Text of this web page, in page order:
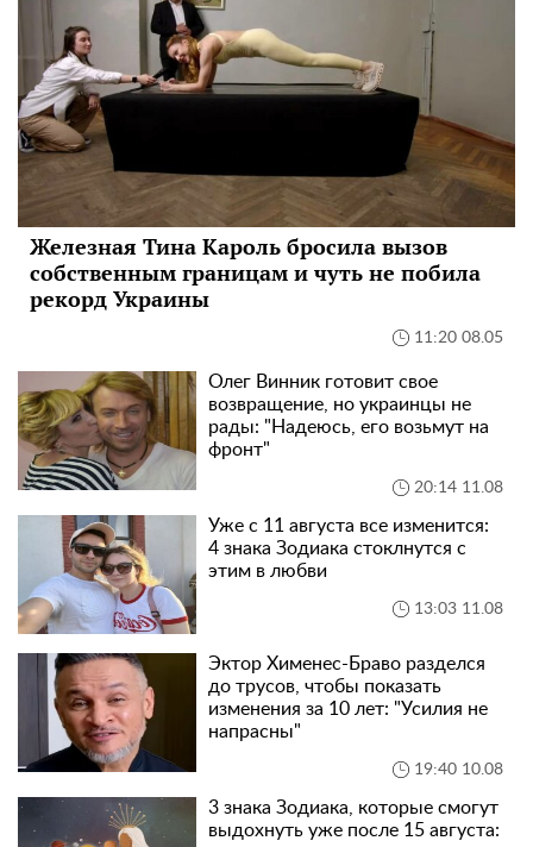
Железная Тина Кароль бросила вызов
собственным границам и чуть не побила
рекорд Украины
11:20 08.05
Олег Винник готовит свое
возвращение, но украинцы не
рады: "Надеюсь, его возьмут на
фронт"
20:14 11.08
Уже с 11 августа все изменится:
4 знака Зодиака стоклнутся с
этим в любви
13:03 11.08
Эктор Хименес-Браво разделся
до трусов, чтобы показать
изменения за 10 лет: "Усилия не
напрасны"
19:40 10.08
3 знака Зодиака, которые смогут
выдохнуть уже после 15 августа: